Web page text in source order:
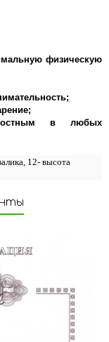
физическую
в любых
12- высота